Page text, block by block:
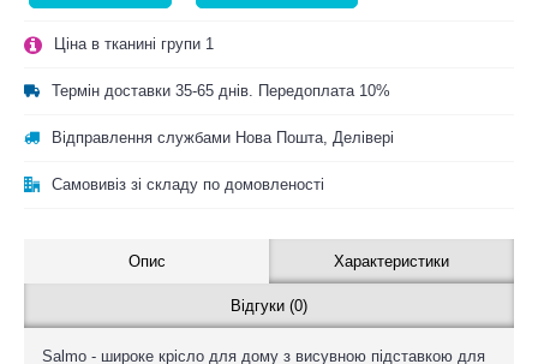
Ціна в тканині групи 1
Термін доставки 35-65 днів. Передоплата 10%
Відправлення службами Нова Пошта, Делівері
Самовивіз зі складу по домовленості
Опис Характеристики
Відгуки (0)
Salmo - широке крісло для дому з висувною підставкою для